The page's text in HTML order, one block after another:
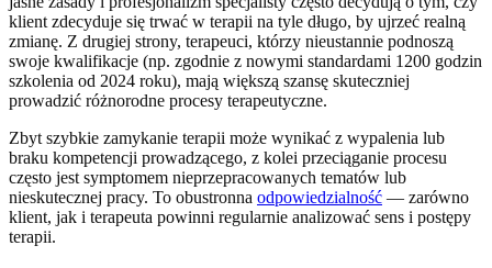
klient zdecyduje się trwać w terapii na tyle długo, by ujrzeć realną
zmianę. Z drugiej strony, terapeuci, którzy nieustannie podnoszą
swoje kwalifikacje (np. zgodnie z nowymi standardami 1200 godzin
szkolenia od 2024 roku), mają większą szansę skuteczniej
prowadzić różnorodne procesy terapeutyczne.
Zbyt szybkie zamykanie terapii może wynikać z wypalenia lub
braku kompetencji prowadzącego, z kolei przeciąganie procesu
często jest symptomem nieprzepracowanych tematów lub
nieskutecznej pracy. To obustronna odpowiedzialność — zarówno
klient, jak i terapeuta powinni regularnie analizować sens i postępy
terapii.